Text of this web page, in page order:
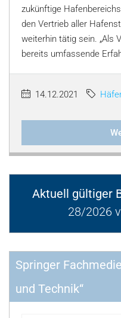
zukünftige
den Vertrieb aller
weiterhin tätig sein. „Als
bereits umfassende
14.12.2021
Aktuell gültiger
28/2026
Springer
und Technik“